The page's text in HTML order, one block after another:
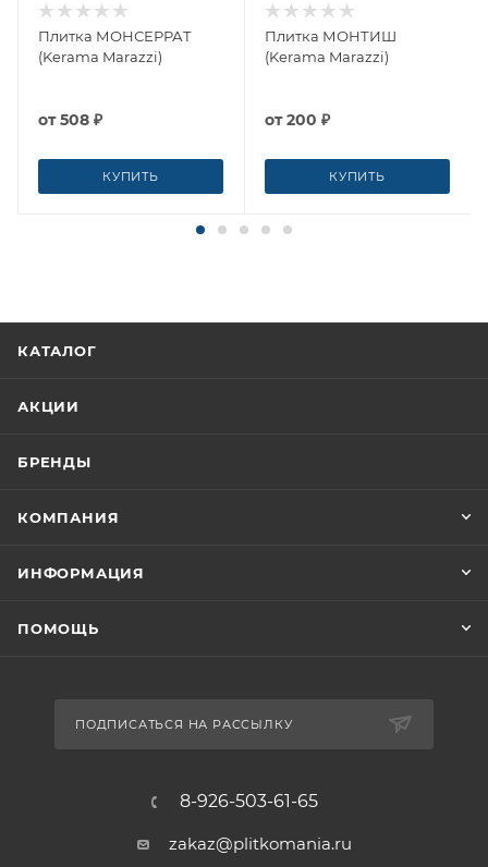
Плитка МОНСЕРРАТ
(Kerama Marazzi)
от508 ₽
КУПИТЬ
Плитка МОНТИШ
(Kerama Marazzi)
от200 ₽
КУПИТЬ
КАТАЛОГ
АКЦИИ
БРЕНДЫ
КОМПАНИЯ
ИНФОРМАЦИЯ
ПОМОЩЬ
ПОДПИСАТЬСЯ НА РАССЫЛКУ
8-926-503-61-65
zakaz@plitkomania.ru